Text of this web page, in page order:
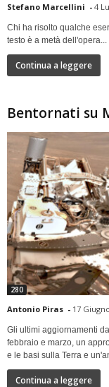
Stefano Marcellini - 4
Chi ha risolto qualche
testo è a metà dell'opera...
Continua a leggere
Bentornati su
280
Antonio Piras - 17
Gli ultimi aggiornamenti
febbraio e marzo, un
e le basi sulla Terra e
Continua a leggere